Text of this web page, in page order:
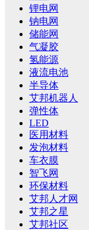
锂电网
钠电网
储能网
气凝胶
氢能源
液流电池
半导体
艾邦机器人
弹性体
LED
医用材料
发泡材料
车衣膜
智飞网
环保材料
艾邦人才网
艾邦之星
艾邦社区